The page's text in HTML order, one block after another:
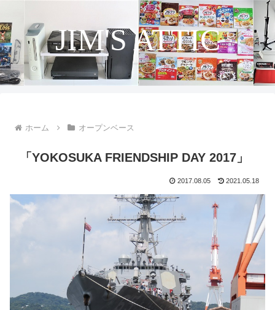
JIM'S ATTIC
ホーム オープンベース
「YOKOSUKA FRIENDSHIP DAY 2017」
2017.08.05 2021.05.18